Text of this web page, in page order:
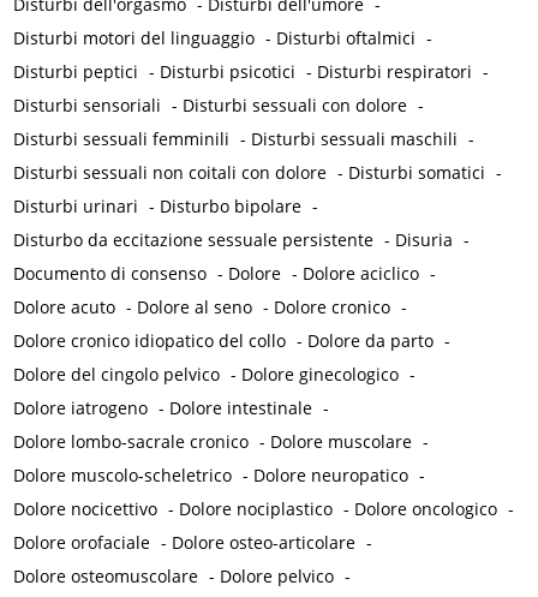
Disturbi dell'orgasmo - Disturbi dell'umore -
Disturbi motori del linguaggio - Disturbi oftalmici -
Disturbi peptici - Disturbi psicotici - Disturbi respiratori -
Disturbi sensoriali - Disturbi sessuali con dolore -
Disturbi sessuali femminili - Disturbi sessuali maschili -
Disturbi sessuali non coitali con dolore - Disturbi somatici -
Disturbi urinari - Disturbo bipolare -
Disturbo da eccitazione sessuale persistente - Disuria -
Documento di consenso - Dolore - Dolore aciclico -
Dolore acuto - Dolore al seno - Dolore cronico -
Dolore cronico idiopatico del collo - Dolore da parto -
Dolore del cingolo pelvico - Dolore ginecologico -
Dolore iatrogeno - Dolore intestinale -
Dolore lombo-sacrale cronico - Dolore muscolare -
Dolore muscolo-scheletrico - Dolore neuropatico -
Dolore nocicettivo - Dolore nociplastico - Dolore oncologico -
Dolore orofaciale - Dolore osteo-articolare -
Dolore osteomuscolare - Dolore pelvico -